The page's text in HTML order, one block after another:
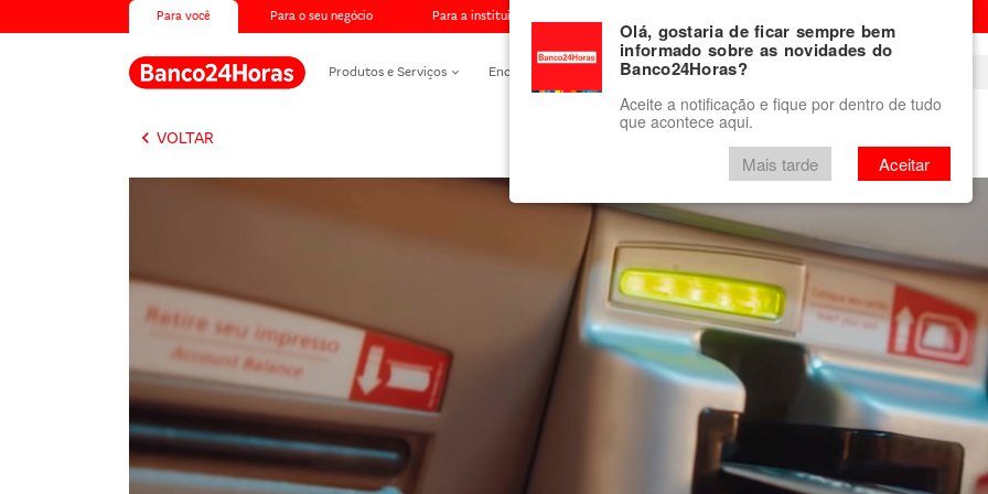
Para você Para o seu negócio Para a instituição financeira
Produtos e Serviços Encontre um Banco24Horas Blog
Banco24Horas max mini Banco24Horas
keyboard_arrow_left VOLTAR
Olá, gostaria de ficar sempre bem
informado sobre as novidades do
Banco24Horas?
Aceite a notificação e fique por dentro de tudo
que acontece aqui.
Mais tarde Aceitar